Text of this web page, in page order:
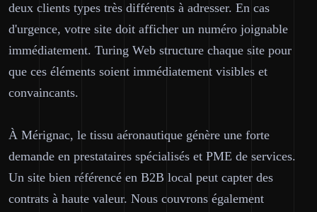
deux clients types très différents à adresser. En cas
d'urgence, votre site doit afficher un numéro joignable
immédiatement. Turing Web structure chaque site pour
que ces éléments soient immédiatement visibles et
convaincants.
À Mérignac, le tissu aéronautique génère une forte
demande en prestataires spécialisés et PME de services.
Un site bien référencé en B2B local peut capter des
contrats à haute valeur. Nous couvrons également